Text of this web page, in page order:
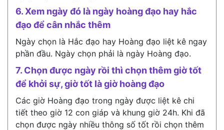
6. Xem ngày đó là ngày hoàng đạo hay hắc
đạo để cân nhắc thêm
Ngày chọn là Hắc đạo hay Hoàng đạo liệt kê ngay
phần đầu. Ngày chọn phải là ngày Hoàng đạo.
7. Chọn được ngày rồi thì chọn thêm giờ tốt
để khởi sự, giờ tốt là giờ hoàng đạo
Các giờ Hoàng đạo trong ngày được liệt kê chi
tiết theo giờ 12 con giáp và khung giờ 24h. Khi đã
chọn được ngày nhiều thông số tốt rồi chọn thêm